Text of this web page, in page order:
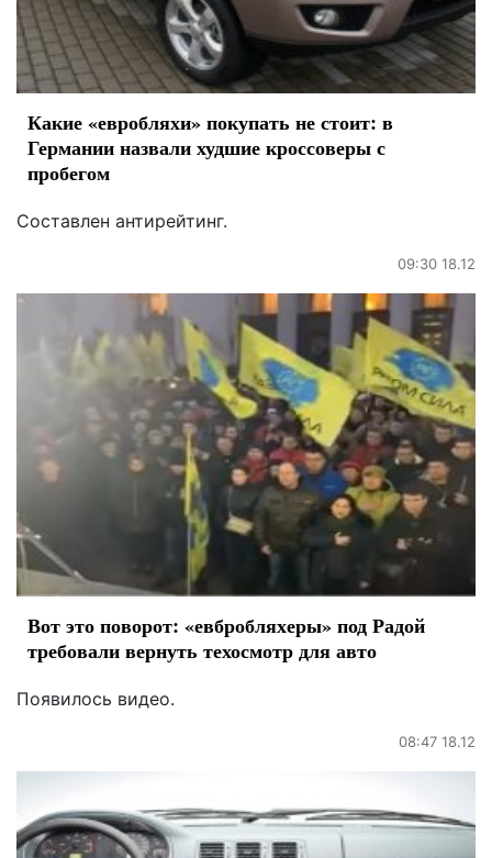
Какие «евробляхи» покупать не стоит: в
Германии назвали худшие кроссоверы с
пробегом
Составлен антирейтинг.
09:30 18.12
Вот это поворот: «евбробляхеры» под Радой
требовали вернуть техосмотр для авто
Появилось видео.
08:47 18.12